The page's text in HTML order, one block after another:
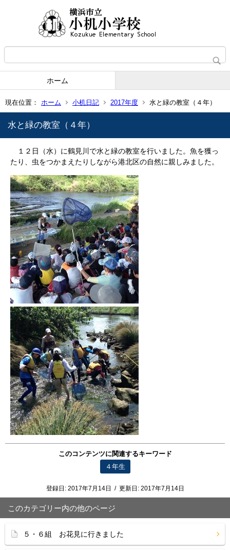
ホーム
現在位置： ホーム 小机日記 2017年度 水と緑の教室（４年）
水と緑の教室（４年）
１２日（水）に鶴見川で水と緑の教室を行いました。魚を獲っ
たり、虫をつかまえたりしながら港北区の自然に親しみました。
このコンテンツに関連するキーワード
４年生
登録日: 2017年7月14日 / 更新日: 2017年7月14日
このカテゴリー内の他のページ
５・６組 お花見に行きました